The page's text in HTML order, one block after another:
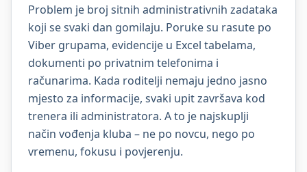
Problem je broj sitnih administrativnih zadataka
koji se svaki dan gomilaju. Poruke su rasute po
Viber grupama, evidencije u Excel tabelama,
dokumenti po privatnim telefonima i
računarima. Kada roditelji nemaju jedno jasno
mjesto za informacije, svaki upit završava kod
trenera ili administratora. A to je najskuplji
način vođenja kluba – ne po novcu, nego po
vremenu, fokusu i povjerenju.